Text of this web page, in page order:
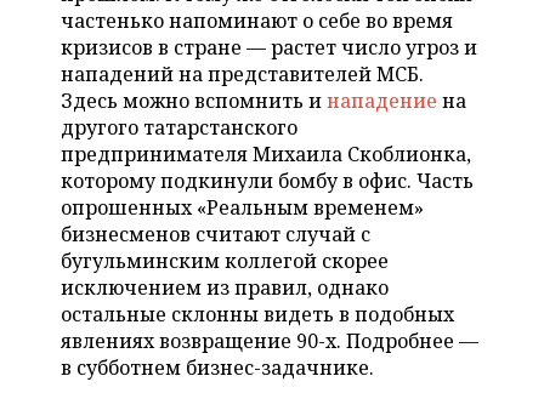
НЕФТЕХИМИЯ
НЕФТЬ
ОПК
ЭНЕРГЕТИКА
РОЗНИЧНАЯ ТОРГОВЛЯ
ТРАНСПОРТ
УСЛУГИ
НОВОСТИ ТЕХНОЛОГИЙ
МЕДИА
ТЕЛЕКОММУНИКАЦИИ
МЕРОПРИЯТИЯ
НОВОСТИ МЕРОПРИЯТИЙ
ВЫЕЗДНАЯ РЕДАКЦИЯ
БИЗНЕС-БРАНЧИ
ONLINE-КОНФЕРЕНЦИИ
ОТКРЫТАЯ ЛЕКЦИЯ
СПОРТ
НОВОСТИ СПОРТА
ФУТБОЛ
ХОККЕЙ
БАСКЕТБОЛ
ВОЛЕЙБОЛ
ОБЩЕСТВО
НОВОСТИ ОБЩЕСТВА
ВЛАСТЬ
ИНФРАСТРУКТУРА
ИСТОРИЯ
ФОТОГАЛЕРЕЯ
СЮЖЕТЫ
СПРАВОЧНИК
СПИСОК ПЕРСОН
ПОЛНАЯ ВЕРСИЯ
частенько напоминают о себе во время
кризисов в стране — растет число угроз и
нападений на представителей МСБ.
Здесь можно вспомнить инападение на
другого татарстанского
предпринимателя Михаила Скоблионка,
которому подкинули бомбу в офис. Часть
опрошенных «Реальным временем»
бизнесменов считают случай с
бугульминским коллегой скорее
исключением из правил, однако
остальные склонны видеть в подобных
явлениях возвращение 90-х. Подробнее —
в субботнем бизнес-задачнике.